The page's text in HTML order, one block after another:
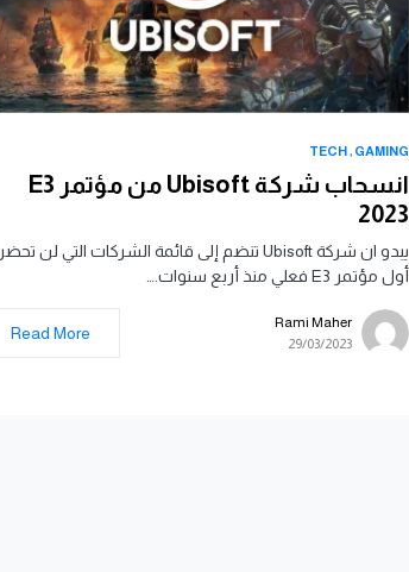
GAMING
TECH
انسحاب شركة Ubisoft من مؤتمر E3
2023
يبدو ان شركة Ubisoft تنضم إلى قائمة الشركات التي لن تحضر
أول مؤتمر E3 فعلي منذ أربع سنوات.…
Rami Maher
29/03/2023
Read More